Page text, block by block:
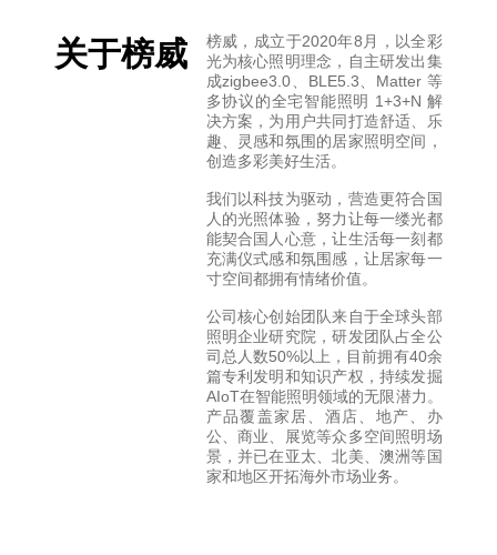
关于榜威
榜威，成立于2020年8月，以全彩
光为核心照明理念，自主研发出集
成zigbee3.0、BLE5.3、Matter 等
多协议的全宅智能照明 1+3+N 解
决方案，为用户共同打造舒适、乐
趣、灵感和氛围的居家照明空间，
创造多彩美好生活。
我们以科技为驱动，营造更符合国
人的光照体验，努力让每一缕光都
能契合国人心意，让生活每一刻都
充满仪式感和氛围感，让居家每一
寸空间都拥有情绪价值。
公司核心创始团队来自于全球头部
照明企业研究院，研发团队占全公
司总人数50%以上，目前拥有40余
篇专利发明和知识产权，持续发掘
AIoT在智能照明领域的无限潜力。
产品覆盖家居、酒店、地产、办
公、商业、展览等众多空间照明场
景，并已在亚太、北美、澳洲等国
家和地区开拓海外市场业务。